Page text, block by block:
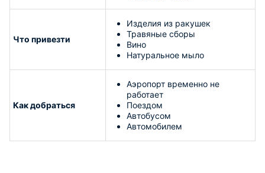
Что привезти
Изделия из ракушек
Травяные сборы
Вино
Натуральное мыло
Как добраться
Аэропорт временно не
работает
Поездом
Автобусом
Автомобилем